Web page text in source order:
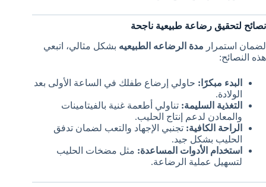
نصائح لتحقيق رضاعة طبيعية ناجحة
لضمان استمرار مدة الرضاعه الطبيعيه بشكل مثالي، اتبعي
هذه النصائح:
البدء مبكرًا: حاولي إرضاع طفلك في الساعة الأولى بعد
الولادة.
التغذية السليمة: تناولي أطعمة غنية بالفيتامينات
والمعادن لدعم إنتاج الحليب.
الراحة الكافية: تجنبي الإجهاد والتعب لضمان تدفق
الحليب بشكل جيد.
استخدام الأدوات المساعدة: مثل مضخات الحليب
لتسهيل عملية الرضاعة.